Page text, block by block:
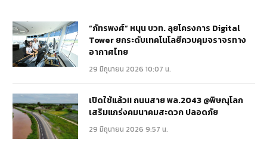
“ภัทรพงศ์” หนุน บวท. ลุยโครงการ Digital
Tower ยกระดับเทคโนโลยีควบคุมจราจรทาง
อากาศไทย
29 มิถุนายน 2026 10:07 น.
เปิดใช้แล้ว!! ถนนสาย พล.2043 @พิษณุโลก
เสริมแกร่งคมนาคมสะดวก ปลอดภัย
29 มิถุนายน 2026 9:57 น.